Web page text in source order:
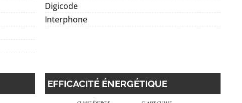
Digicode
Interphone
EFFICACITÉ ÉNERGÉTIQUE